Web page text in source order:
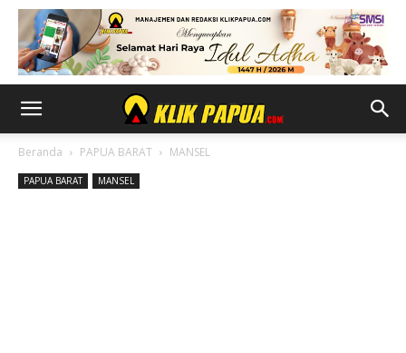
Beranda PAPUA BARAT MANSEL
PAPUA BARAT MANSEL